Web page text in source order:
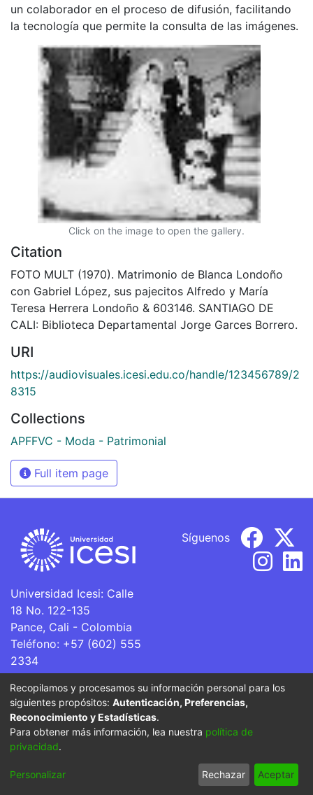
un colaborador en el proceso de difusión, facilitando
la tecnología que permite la consulta de las imágenes.
Click on the image to open the gallery.
Citation
FOTO MULT (1970). Matrimonio de Blanca Londoño
con Gabriel López, sus pajecitos Alfredo y María
Teresa Herrera Londoño & 603146. SANTIAGO DE
CALI: Biblioteca Departamental Jorge Garces Borrero.
URI
https://audiovisuales.icesi.edu.co/handle/123456789/2
8315
Collections
APFFVC - Moda - Patrimonial
Full item page
Universidad Icesi: Calle
18 No. 122-135
Pance, Cali - Colombia
Teléfono: +57 (602) 555
2334
ventanillaunica@icesi.edu.co
Síguenos
La Universidad Icesi es una Institución de Educación
Superior que se encuentra sujeta a inspección y vigilancia
por parte del Ministerio de Educación Nacional.
Cookie
End User
Agreement
Send
Feedback
Recopilamos y procesamos su información personal para los
siguientes propósitos: Autenticación, Preferencias,
Reconocimiento y Estadísticas.
Para obtener más información, lea nuestra política de
privacidad.
Personalizar Rechazar Aceptar